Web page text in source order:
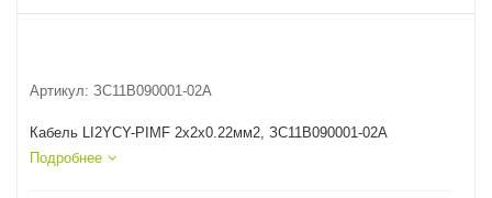
Артикул: ЗС11В090001-02А
Кабель LI2YCY-PIMF 2x2x0.22мм2, ЗС11В090001-02А
Подробнее